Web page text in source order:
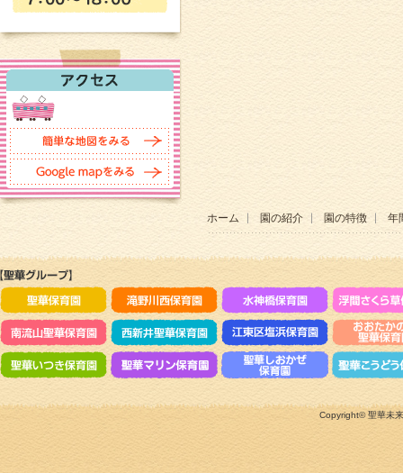
ホーム 園の紹介 園の特徴 年
Copyright©聖華未